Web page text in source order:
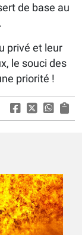
de base au
privé et leur
le souci des
priorité !